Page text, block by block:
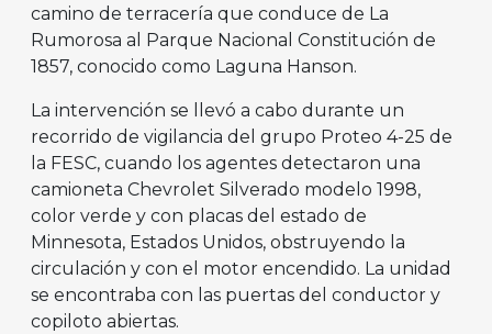
camino de terracería que conduce de La
Rumorosa al Parque Nacional Constitución de
1857, conocido como Laguna Hanson.
La intervención se llevó a cabo durante un
recorrido de vigilancia del grupo Proteo 4-25 de
la FESC, cuando los agentes detectaron una
camioneta Chevrolet Silverado modelo 1998,
color verde y con placas del estado de
Minnesota, Estados Unidos, obstruyendo la
circulación y con el motor encendido. La unidad
se encontraba con las puertas del conductor y
copiloto abiertas.